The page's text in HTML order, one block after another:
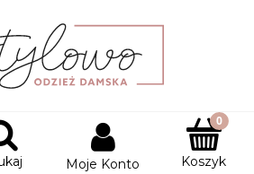
Moje Konto Koszyk